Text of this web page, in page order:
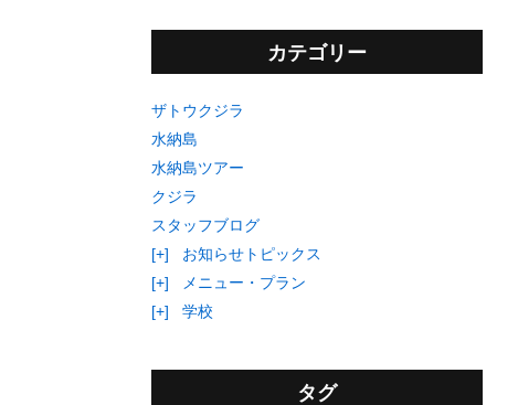
カテゴリー
ザトウクジラ
水納島
水納島ツアー
クジラ
スタッフブログ
[+]
お知らせトピックス
[+]
メニュー・プラン
[+]
学校
タグ